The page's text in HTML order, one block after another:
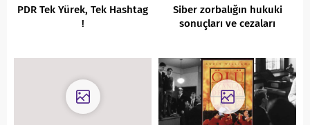
PDR Tek Yürek, Tek Hashtag
!
Siber zorbalığın hukuki
sonuçları ve cezaları